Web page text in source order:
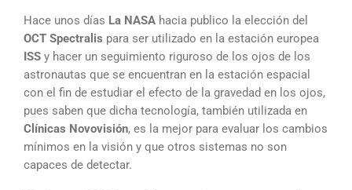
Hace unos días La NASA hacia publico la elección del
OCT Spectralis para ser utilizado en la estación europea
ISS y hacer un seguimiento riguroso de los ojos de los
astronautas que se encuentran en la estación espacial
con el fin de estudiar el efecto de la gravedad en los ojos,
pues saben que dicha tecnología, también utilizada en
Clínicas Novovisión, es la mejor para evaluar los cambios
mínimos en la visión y que otros sistemas no son
capaces de detectar.